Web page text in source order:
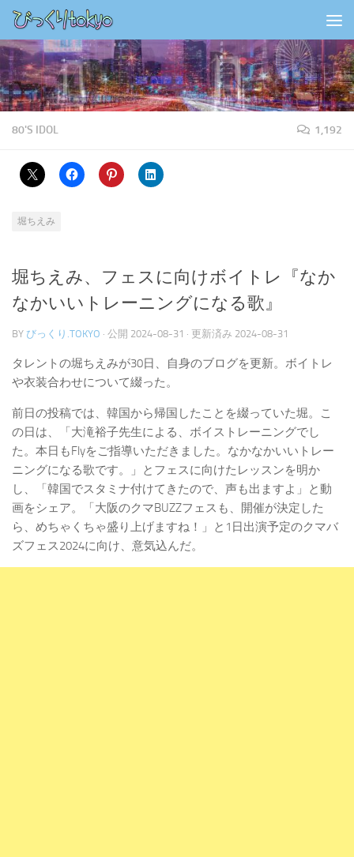
コンテンツの下
80'S IDOL 1,192
堀ちえみ
堀ちえみ、フェスに向けボイトレ『なか
なかいいトレーニングになる歌』
BY びっくり.TOKYO · 公開 2024-08-31 · 更新済み 2024-08-31
タレントの堀ちえみが30日、自身のブログを更新。ボイトレ
や衣装合わせについて綴った。
前日の投稿では、韓国から帰国したことを綴っていた堀。こ
の日は、「大滝裕子先生による、ボイストレーニングでし
た。本日もFlyをご指導いただきました。なかなかいいトレー
ニングになる歌です。」とフェスに向けたレッスンを明か
し、「韓国でスタミナ付けてきたので、声も出ますよ」と動
画をシェア。「大阪のクマBUZZフェスも、開催が決定した
ら、めちゃくちゃ盛り上げますね！」と1日出演予定のクマバ
ズフェス2024に向け、意気込んだ。